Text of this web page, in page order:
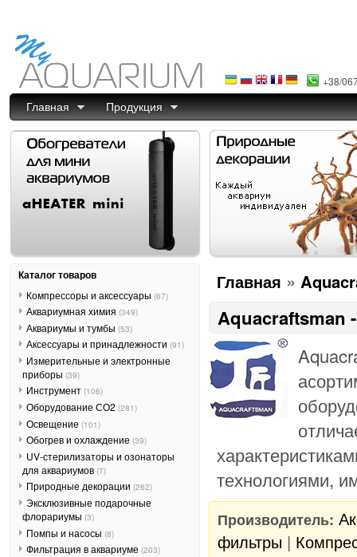
+38/
Главная Продукция
Главная »
Aquacraftsman
технологиями,
Производитель:
фильтры |
Каталог товаров
Компрессоры и аксессуары (67)
Аквариумная химия (349)
Аквариумы и тумбы (53)
Аксессуары и принадлежности (91)
Измерительные и электронные
приборы (39)
Инструмент (106)
Оборудование СО2 (281)
Освещение (101)
Обогрев и охлаждение (39)
UV-стерилизаторы и озонаторы
для аквариумов (7)
Природные декорации (262)
Эксклюзивные подарочные
флорариумы (3)
Помпы и насосы (8)
Фильтрация в аквариуме (203)